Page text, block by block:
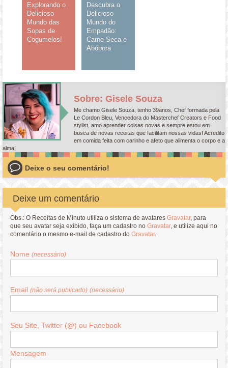
Explorando o
Delicioso
Mundo das
Sopas de
Cogumelos!
Descubra o
Delicioso
Mundo do
Empadão:
Carne Seca e
Abóbora
Sobre: Gisele Souza
Me chamo Gisele Souza, tenho 39anos, Chef formada pela
Le Cordon Bleu, Vencedora do Masterchef Creators e Food
stylist, amo aprender coisas novas e sempre estou em
busca de novas receitas que facilitam nossas vidas! Acredito
em comida feita com carinho e afeto que alimenta o corpo e a
alma!
Deixe o seu comentário!
Deixe um comentário
Obs.: O Receitas de Minuto utiliza o sistema de avataresGravatar, para
que seu avatar seja exibido, faça um cadastro noGravatar, e utilize aqui no
comentário o mesmo e-mail de cadastro doGravatar.
Nome(necessário)
Email(não será publicado) (necessário)
Seu Site, Twitter (@) ou Facebook
Mensagem